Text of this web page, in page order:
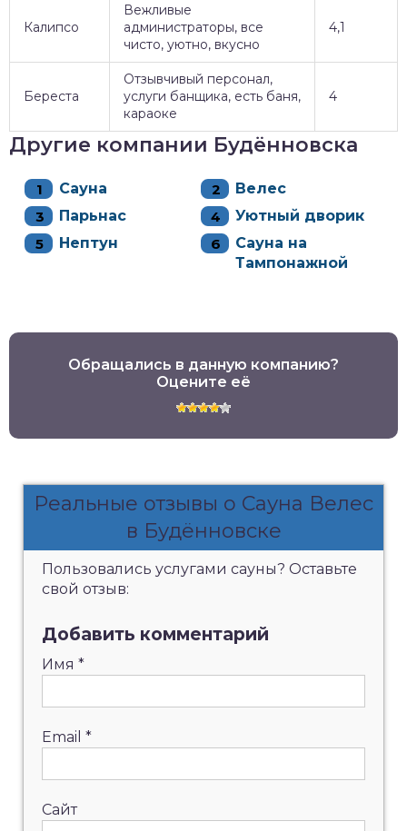
Калипсо
Вежливые
администраторы, все
чисто, уютно, вкусно
4,1
Береста
Отзывчивый персонал,
услуги банщика, есть баня,
караоке
4
Другие компании Будённовска
Сауна
Велес
Парьнас
Уютный дворик
Нептун
Сауна на
Тампонажной
Обращались в данную компанию?
Оцените её
Реальные отзывы о Сауна Велес
в Будённовске
Пользовались услугами сауны? Оставьте
свой отзыв:
Добавить комментарий
Имя *
Email *
Сайт